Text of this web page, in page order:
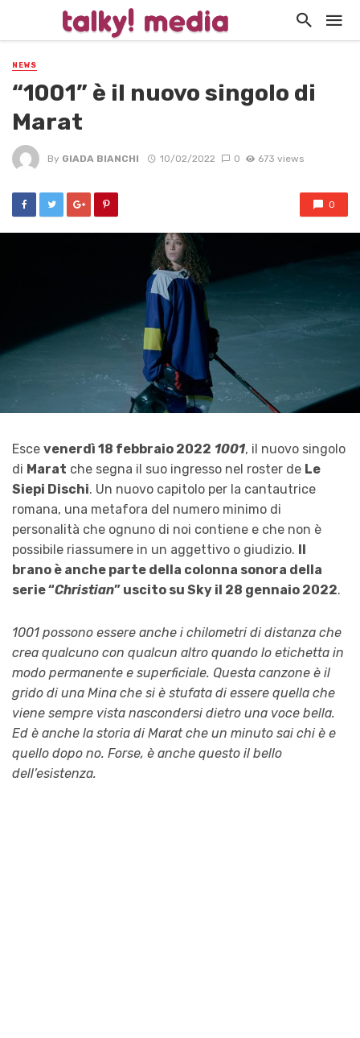
NEWS
“1001” è il nuovo singolo di
Marat
By GIADA BIANCHI 10/02/2022 0 673 views
0
Esce venerdì 18 febbraio 2022 1001, il nuovo singolo
di Marat che segna il suo ingresso nel roster de Le
Siepi Dischi. Un nuovo capitolo per la cantautrice
romana, una metafora del numero minimo di
personalità che ognuno di noi contiene e che non è
possibile riassumere in un aggettivo o giudizio.
brano è anche parte della colonna sonora della
serie “Christian” uscito su Sky il 28 gennaio 2022.
1001 possono essere anche i chilometri di distanza che
crea qualcuno con qualcun altro quando lo etichetta in
modo permanente e superficiale. Questa canzone è il
grido di una Mina che si è stufata di essere quella che
viene sempre vista nascondersi dietro una voce bella.
Ed è anche la storia di Marat che un minuto sai chi è e
quello dopo no. Forse, è anche questo il bello
dell’esistenza.